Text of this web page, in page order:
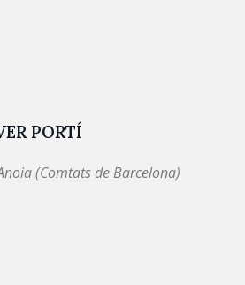
PORTÍ
(Comtats de Barcelona)